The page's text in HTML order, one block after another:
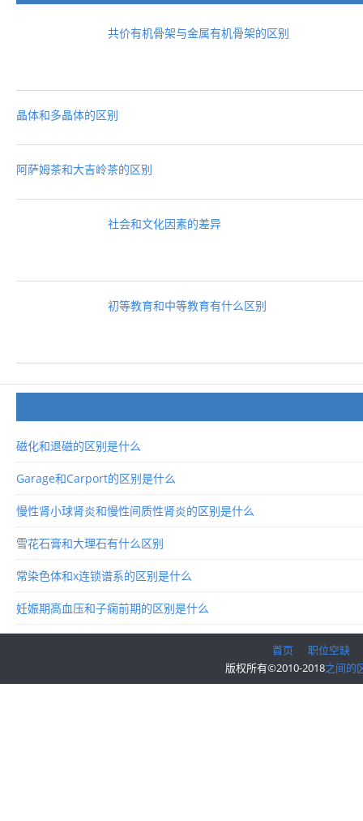
共价有机骨架与金属有机骨架的区别
晶体和多晶体的区别
阿萨姆茶和大吉岭茶的区别
社会和文化因素的差异
初等教育和中等教育有什么区别
磁化和退磁的区别是什么
Garage和Carport的区别是什么
慢性肾小球肾炎和慢性间质性肾炎的区别是什么
雪花石膏和大理石有什么区别
常染色体和x连锁谱系的区别是什么
妊娠期高血压和子痫前期的区别是什么
首页
职位空缺
版权所有©2010-2018之间的